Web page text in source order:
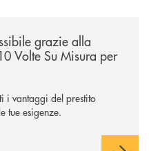
grazie alla
Volte Su Misura per
i vantaggi del prestito
tue esigenze.